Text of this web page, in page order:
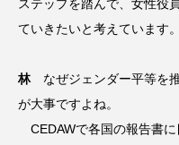
ステップを踏んで、女性役
ていきたいと考えています。
林なぜジェンダー平等を推
が大事ですよね。
CEDAWで各国の報告書